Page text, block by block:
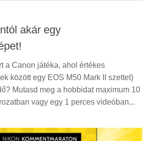
akár egy
a Canon játéka, ahol értékes
között egy EOS M50 Mark II szettet)
Mutasd meg a hobbidat maximum 10
vagy egy 1 perces videóban...